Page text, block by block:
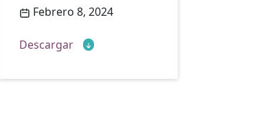
Febrero 8, 2024
Descargar